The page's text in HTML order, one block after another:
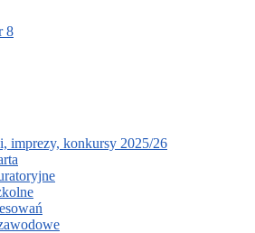
imprezy, konkursy 2025/26